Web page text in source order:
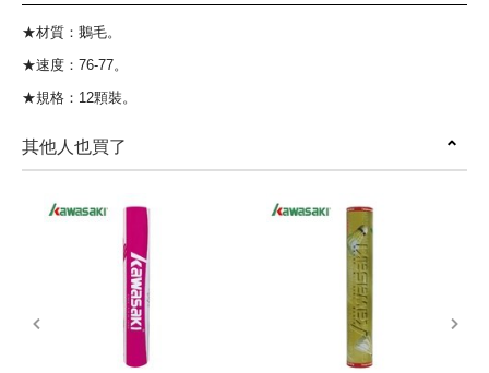
★材質：鵝毛。
★速度：76-77。
★規格：12顆裝。
其他人也買了